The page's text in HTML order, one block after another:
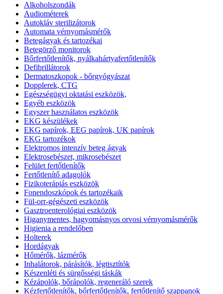
Alkoholszondák
Audiométerek
Autokláv sterilizátorok
Automata vérnyomásmérők
Betegágyak és tartozékai
Betegörző monitorok
Bőrfertőtlenítők, nyálkahártyafertőtlenítők
Defibrillátorok
Dermatoszkopok - bőrgyógyászat
Dopplerek, CTG
Egészségügyi oktatási eszközök,
Egyéb eszközök
Egyszer használatos eszközök
EKG készülékek
EKG papírok, EEG papírok, UK papírok
EKG tartozékok
Elektromos intenzív beteg ágyak
Elektrosebészet, mikrosebészet
Felület fertőtlenítők
Fertőtlenítő adagolók
Fizikoterápiás eszközök
Fonendoszkópok és tartozékaik
Fül-orr-gégészeti eszközök
Gasztroenterológiai eszközök
Higanymentes, hagyomásnyos orvosi vérnyomásmérők
Higienia a rendelőben
Holterek
Hordágyak
Hőmérők, lázmérők
Inhalátorok, párásítók, légtisztítók
Készenléti és sürgősségi táskák
Kézápolók, bőrápolók, regeneráló szerek
Kézfertőtlenítők, bőrfertőtlenítők, fertőtlenítő szappanok